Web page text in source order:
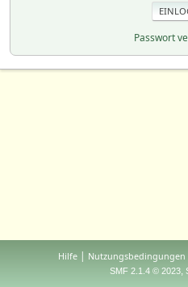
Passwort
Hilfe | Nutzungsbedingungen
SMF 2.1.4 © 2023,